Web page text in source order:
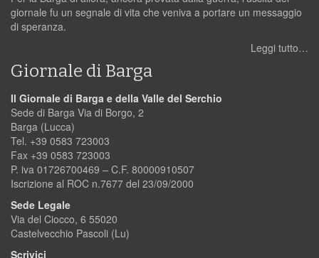
giornale fu un segnale di vita che veniva a portare un messaggio
di speranza.
Leggi tutto…
Giornale di Barga
Il Giornale di Barga e della Valle del Serchio
Sede di Barga Via di Borgo, 2
Barga (Lucca)
Tel. +39 0583 723003
Fax +39 0583 723003
P. iva 01726700469 – C.F. 80000910507
Iscrizione al ROC n.7677 del 23/09/2000
Sede Legale
Via del Ciocco, 6 55020
Castelvecchio Pascoli (Lu)
Scrivici